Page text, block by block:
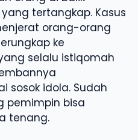
tertangkap. Kasus
orang-orang
ke
selalu istiqomah
sosok idola. Sudah
pemimpin bisa
tenang.